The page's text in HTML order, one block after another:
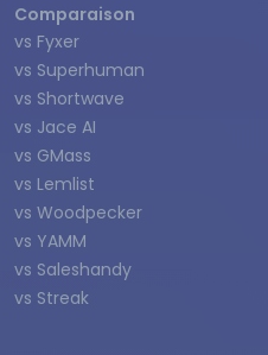
Comparaison
vs Fyxer
vs Superhuman
vs Shortwave
vs Jace AI
vs GMass
vs Lemlist
vs Woodpecker
vs YAMM
vs Saleshandy
vs Streak